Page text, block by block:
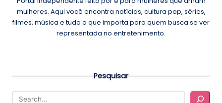
mulheres. Aqui você encontra notícias, cultura pop, séries,
filmes, música e tudo o que importa para quem busca se ver
representada no entretenimento.
Pesquisar